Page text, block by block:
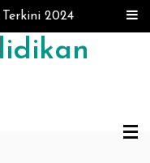
2024